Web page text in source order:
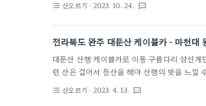
도 소요 됩니다. 예상외로 주차장은 한적하고
지가 되었습니다. 비수기에는 성인대와 신선
도 합니다. 요즘은 가을 단풍 성수기라 백패킹
format_list_bulleted 산오르기 · 2023. 10. 24. textsms
전라북도 완주 대둔산 케이블카 - 마천대
대둔산 산행 케이블카로 이동 구름다리 삼선
런 산은 걸어서 등산을 해야 산행의 맛을 느낄
다. 케이블카는 약 8분정도 소요가 되어 상류
format_list_bulleted 산오르기 · 2023. 4. 13. textsms